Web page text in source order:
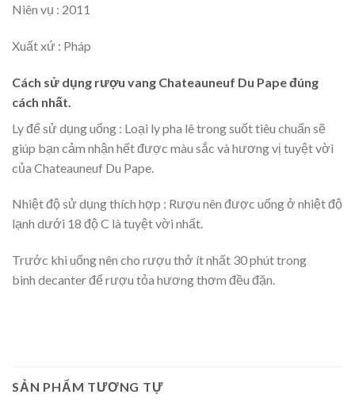
Niên vụ : 2011
Xuất xứ : Pháp
Cách sử dụng rượu vang Chateauneuf Du Pape đúng
cách nhất.
Ly để sử dụng uống : Loại ly pha lê trong suốt tiêu chuẩn sẽ
giúp bạn cảm nhận hết được màu sắc và hương vị tuyệt vời
của Chateauneuf Du Pape.
Nhiệt độ sử dụng thích hợp : Rượu nên được uống ở nhiệt độ
lạnh dưới 18 độ C là tuyệt vời nhất.
Trước khi uống nên cho rượu thở ít nhất 30 phút trong
bình decanter để rượu tỏa hương thơm đều đặn.
SẢN PHẨM TƯƠNG TỰ